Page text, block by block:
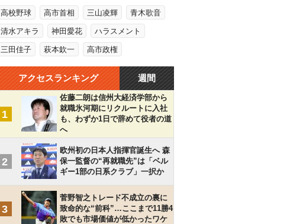
高校野球 高市首相 三山凌輝 青木歌音
清水アキラ 神田愛花 ハラスメント
三田佳子 萩本欽一 高市政権
アクセスランキング 週間
1
佐藤二朗は信州大経済学部から
就職氷河期にリクルートに入社
も、わずか1日で辞めて役者の道
へ
2
欧州初の日本人指揮官誕生へ 森
保一監督の“再就職先”は「ベル
ギー1部の日系クラブ」一択か
3
菅野智之トレード不成立の裏に
致命的な“前科”…ここまで11勝4
敗でも市場価値が低かったワケ